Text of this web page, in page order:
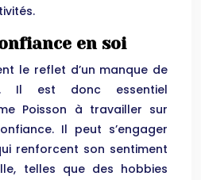
en soi
le reflet d’un manque de
Il est donc essentiel
Poisson à travailler sur
Il peut s’engager
renforcent son sentiment
telles que des hobbies